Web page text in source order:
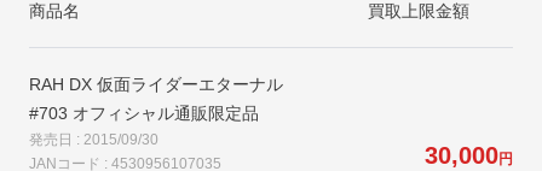
商品名 買取上限金額
RAH DX 仮面ライダーエターナル
#703 オフィシャル通販限定品
発売日 : 2015/09/30
JANコード : 4530956107035
30,000円